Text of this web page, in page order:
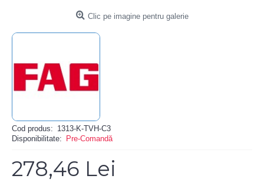
Clic pe imagine pentru galerie
Cod produs: 1313-K-TVH-C3
Disponibilitate:
Pre-Comandă
278,46 Lei